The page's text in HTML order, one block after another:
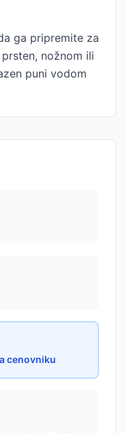
ga pripremite za
nožnom ili
puni vodom
cenovniku